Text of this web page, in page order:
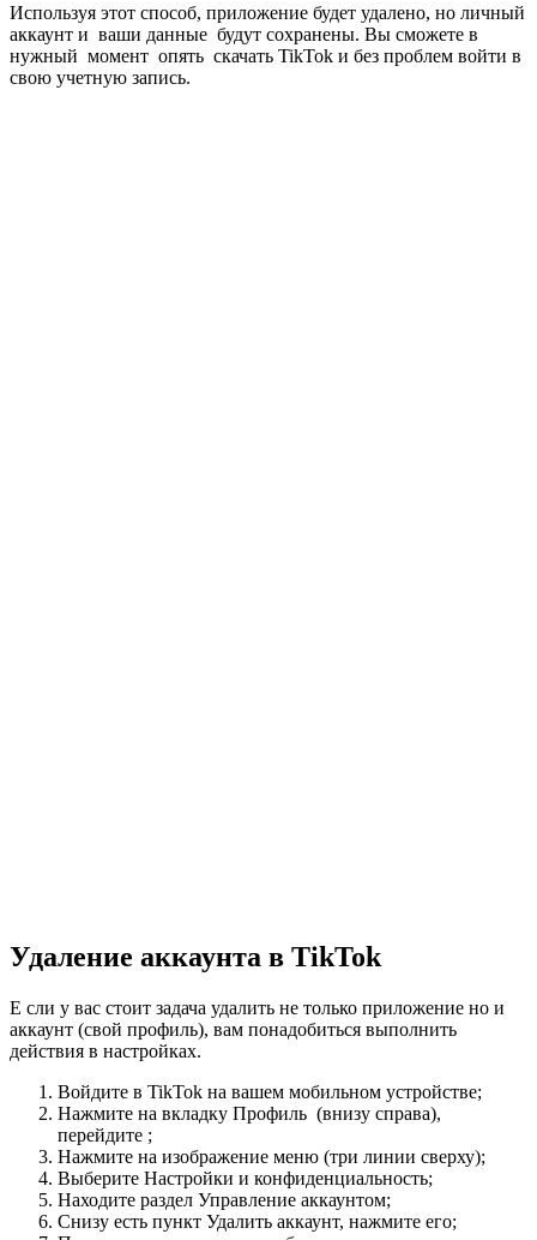
Используя этот способ, приложение будет удалено, но личный
аккаунт и ваши данные будут сохранены. Вы сможете в
нужный момент опять скачать TikTok и без проблем войти в
свою учетную запись.
Удаление аккаунта в TikTok
Е сли у вас стоит задача удалить не только приложение но и
аккаунт (свой профиль), вам понадобиться выполнить
действия в настройках.
Войдите в TikTok на вашем мобильном устройстве;
Нажмите на вкладку Профиль (внизу справа),
перейдите ;
Нажмите на изображение меню (три линии сверху);
Выберите Настройки и конфиденциальность;
Находите раздел Управление аккаунтом;
Снизу есть пункт Удалить аккаунт, нажмите его;